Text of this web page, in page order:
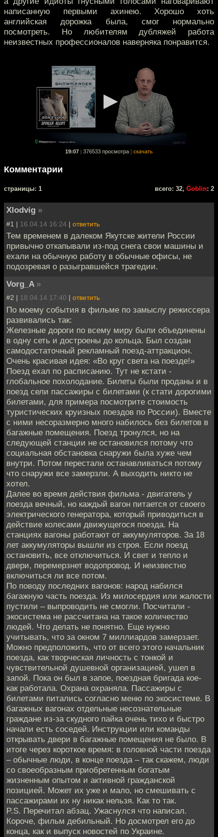
написанную первыми ахинею. Хорошо хоть
английская дорожка была, смог нормально
посмотреть. Но любителям дубляжей работа
неизвестных профессионалов наверняка понравится.
19:07 376533 просмотра скачать
Комментарии
cтраницы: 1 всего: 32, Goblin: 2
Xlodvig »
#1 | 16.04.14 16:24 | ответить
Тем временем в далеком Якутске жители России
привычно откапывали из-под снега свои машины и
ехали на обычную работу в обычные офисы, не
подозревая о разыгравшейся трагедии.
Vorg_A »
#2 | 18.04.14 17:40 | ответить
По моему события в фильме по замыслу режиссера
развивались так:
Железные дороги по всему миру были объединены
в одну сеть и достроены до кольца. Был создан
самодостаточный рекламный поезд-аттракцион.
Очень красивая идея: «Во круг света на поезде!»
Поезд ехал по расписанию. Тут не кстати -
глобальное похолодание. Билеты были проданы и в
поезд сели пассажиры с билетами (к стати дорогими
билетами, для примера посмотрите стоимость
туристических круизных поездов по России). Вместе
с ними несоразмерно много набилось без билетов в
багажные помещения. Поезд тронулся, но на
следующей станции не остановился потому что
социальная обстановка снаружи была хуже чем
внутри. Потом перестали останавливаться потому
что снаружи все замерзли. А выходить никто не
хотел.
Далее во время действия фильма - двигатель у
поезда вечный, но каждый вагон питается от своего
электрического генератора, который приводиться в
действие колесами движущегося поезда. На
станциях вагоны работают от аккумуляторов. За 18
лет аккумуляторы вышли из строя. Если поезд
остановить, все отключиться. И свет и тепло и
двери, перемерзнет водопровод. И неизвестно
включиться ли все потом.
По поводу последних вагонов: народ набился
багажную часть поезда. Из милосердия или жалости
пустили – выпроводить не смогли. Посчитали -
экосистема не рассчитана на такое количество
людей. Что делать не понятно. Еще нужно
учитывать, что за окном 7 миллиардов замерзает.
Можно предположить, что от всего этого начальник
поезда, как творческая личность с тонкой и
чувствительной душевной организацией, ушел в
запой. Пока он был в запое, поездная бригада кое-
как работала. Охрана охраняла. Пассажиры с
билетами питались согласно меню по экосистеме. В
багажных вагонах отдельные несознательные
граждане из-за скудного пайка очень тихо и быстро
начали есть соседей. Инструкции или команды
открывать двери в багажные помещения не было. В
итоге через короткое время: в головной части поезда
– обычные люди, в конце поезда – так скажем, люди
со своеобразным приобретенным богатым
жизненным опытом и активной гражданской
позицией. Может их уже и мало, но смешивать с
пассажирами их ну никак нельзя. Как то так.
P.S. Перечитал абзац. Ужаснулся что написал.
Короче, фильм дебильный. Но досмотрел его до
конца, как и выпуск новостей по Украине.